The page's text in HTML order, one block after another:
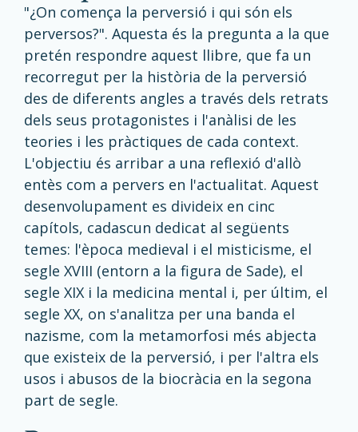
"¿On comença la perversió i qui són els
perversos?". Aquesta és la pregunta a la que
pretén respondre aquest llibre, que fa un
recorregut per la història de la perversió
des de diferents angles a través dels retrats
dels seus protagonistes i l'anàlisi de les
teories i les pràctiques de cada context.
L'objectiu és arribar a una reflexió d'allò
entès com a pervers en l'actualitat. Aquest
desenvolupament es divideix en cinc
capítols, cadascun dedicat al següents
temes: l'època medieval i el misticisme, el
segle XVIII (entorn a la figura de Sade), el
segle XIX i la medicina mental i, per últim, el
segle XX, on s'analitza per una banda el
nazisme, com la metamorfosi més abjecta
que existeix de la perversió, i per l'altra els
usos i abusos de la biocràcia en la segona
part de segle.